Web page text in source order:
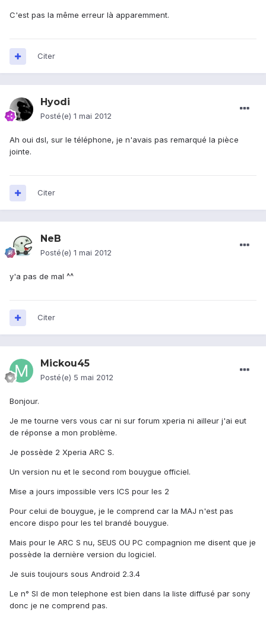
C'est pas la même erreur là apparemment.
Citer
Hyodi
Posté(e) 1 mai 2012
Ah oui dsl, sur le téléphone, je n'avais pas remarqué la pièce
jointe.
Citer
NeB
Posté(e) 1 mai 2012
y'a pas de mal ^^
Citer
Mickou45
Posté(e) 5 mai 2012
Bonjour.
Je me tourne vers vous car ni sur forum xperia ni ailleur j'ai eut
de réponse a mon problème.
Je possède 2 Xperia ARC S.
Un version nu et le second rom bouygue officiel.
Mise a jours impossible vers ICS pour les 2
Pour celui de bouygue, je le comprend car la MAJ n'est pas
encore dispo pour les tel brandé bouygue.
Mais pour le ARC S nu, SEUS OU PC compagnion me disent que je
possède la dernière version du logiciel.
Je suis toujours sous Android 2.3.4
Le n° SI de mon telephone est bien dans la liste diffusé par sony
donc je ne comprend pas.